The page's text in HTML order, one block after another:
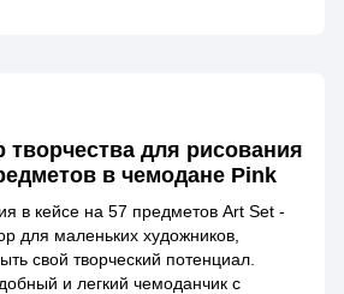
творчества для рисования
в чемодане Pink
в кейсе на 57 предметов Art Set -
для маленьких художников,
свой творческий потенциал.
и легкий чемоданчик с